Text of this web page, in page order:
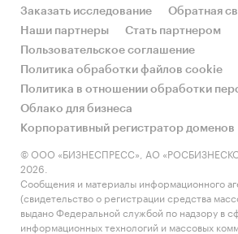
Заказать исследование
Обратная
Наши партнеры
Стать партнером
Пользовательское соглашение
Политика обработки файлов cookie
Политика в отношении обработки
Облако для бизнеса
Корпоративный регистратор доменов
© ООО «БИЗНЕСПРЕСС», АО
2026.
Сообщения и материалы информационного
(свидетельство о регистрации средства
выдано Федеральной службой по надзору в
информационных технологий и массовых